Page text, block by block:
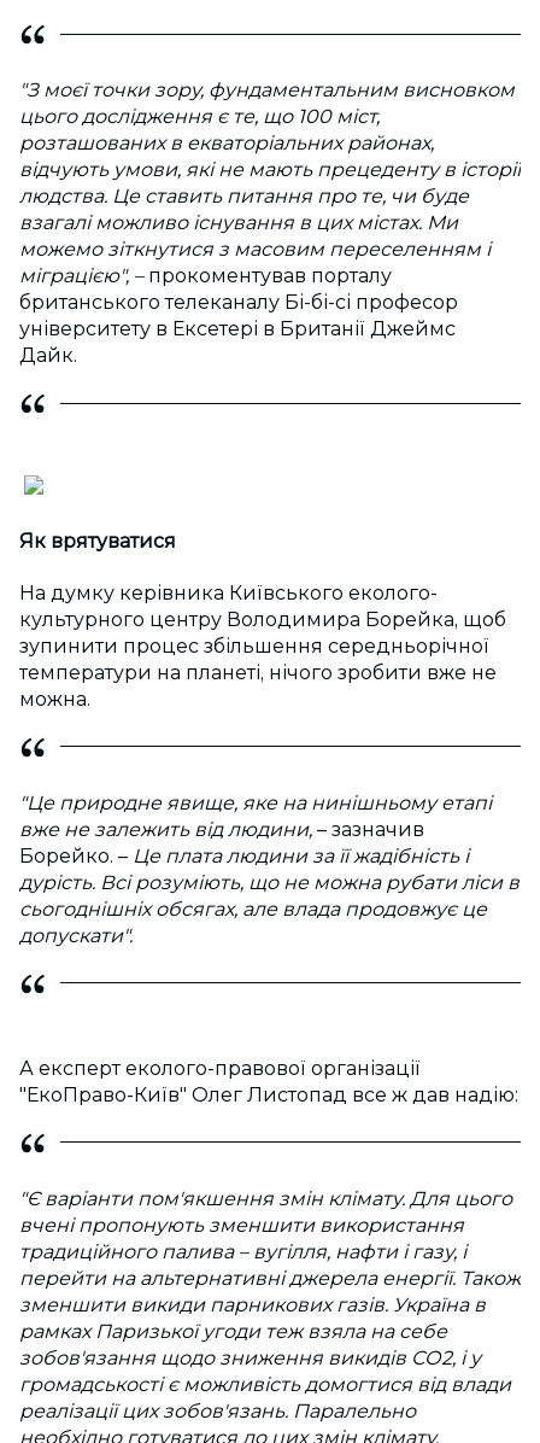
"З моєї точки зору, фундаментальним висновком
цього дослідження є те, що 100 міст,
розташованих в екваторіальних районах,
відчують умови, які не мають прецеденту в історії
людства. Це ставить питання про те, чи буде
взагалі можливо існування в цих містах. Ми
можемо зіткнутися з масовим переселенням і
міграцією", –прокоментував порталу
британського телеканалу Бі-бі-сі професор
університету в Ексетері в Британії Джеймс
Дайк.
Як врятуватися
На думку керівника Київського еколого-
культурного центру Володимира Борейка, щоб
зупинити процес збільшення середньорічної
температури на планеті, нічого зробити вже не
можна.
"Це природне явище, яке на нинішньому етапі
вже не залежить від людини, – зазначив
Борейко. – Це плата людини за її жадібність і
дурість. Всі розуміють, що не можна рубати ліси в
сьогоднішніх обсягах, але влада продовжує це
допускати".
А експерт еколого-правової організації
"ЕкоПраво-Київ" Олег Листопад все ж дав надію:
"Є варіанти пом'якшення змін клімату. Для цього
вчені пропонують зменшити використання
традиційного палива – вугілля, нафти і газу, і
перейти на альтернативні джерела енергії. Також
зменшити викиди парникових газів. Україна в
рамках Паризької угоди теж взяла на себе
зобов'язання щодо зниження викидів СО2, і у
громадськості є можливість домогтися від влади
реалізації цих зобов'язань. Паралельно
необхідно готуватися до цих змін клімату.